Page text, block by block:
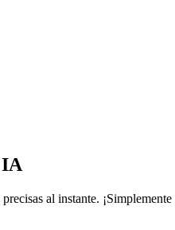
IA
al instante.